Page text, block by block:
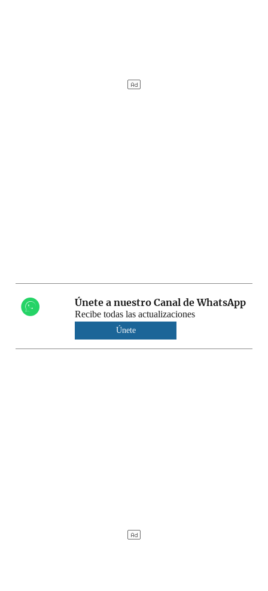
Únete a nuestro Canal de WhatsApp
Recibe todas las actualizaciones
Únete